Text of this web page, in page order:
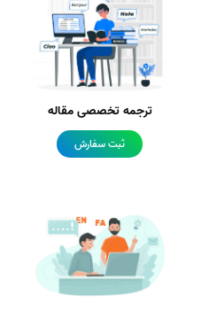
ترجمه تخصصی مقاله
ثبت سفارش